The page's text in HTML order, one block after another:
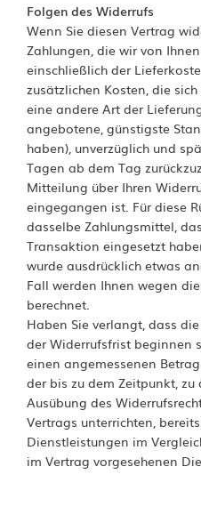
Folgen des Widerrufs
Wenn Sie diesen Vertrag
Zahlungen, die wir von
einschließlich der
zusätzlichen Kosten, die
eine andere Art der
angebotene, günstigste
haben), unverzüglich und
Tagen ab dem Tag
Mitteilung über Ihren
eingegangen ist. Für diese
dasselbe Zahlungsmittel,
Transaktion eingesetzt
wurde ausdrücklich etwas
Fall werden Ihnen wegen
berechnet.
Haben Sie verlangt, dass
der Widerrufsfrist beginnen
einen angemessenen
der bis zu dem Zeitpunkt, zu
Ausübung des
Vertrags unterrichten,
Dienstleistungen im
im Vertrag vorgesehenen